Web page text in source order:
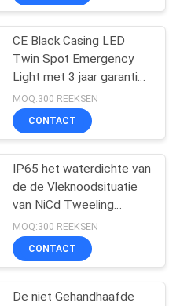
CE Black Casing LED
Twin Spot Emergency
Light met 3 jaar garantie,
3.6V/1.6Ah batterij en 3
uur duur
MOQ:300 REEKSEN
CONTACT
IP65 het waterdichte van
de de Vleknoodsituatie
van NiCd Tweeling
Automatische Omhulsel
van de Lichtenpc
MOQ:300 REEKSEN
CONTACT
De niet Gehandhaafde